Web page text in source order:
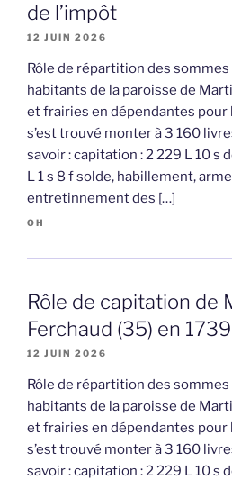
de l’impôt
12 JUIN 2026
Rôle de répartition des
habitants de la paroisse de
et frairies en dépendantes pour
s’est trouvé monter à 3 160
savoir : capitation : 2 229 L 10 s
L 1 s 8 f solde, habillement,
entretinnement des […]
OH
Rôle de capitation de
Ferchaud (35) en 1739
12 JUIN 2026
Rôle de répartition des
habitants de la paroisse de
et frairies en dépendantes pour
s’est trouvé monter à 3 160
savoir : capitation : 2 229 L 10 s